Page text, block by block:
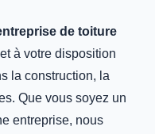
de toiture
à votre disposition
la construction, la
Que vous soyez un
entreprise, nous